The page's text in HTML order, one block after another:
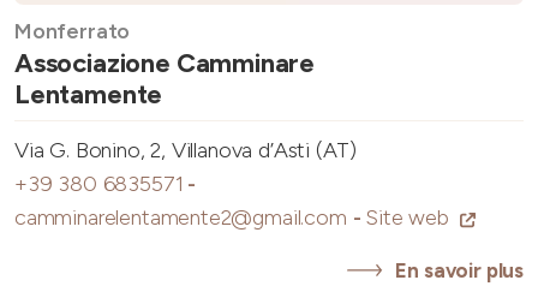
Monferrato
Associazione Camminare
Lentamente
Via G. Bonino, 2, Villanova d’Asti (AT)
+39 380 6835571 -
camminarelentamente2@gmail.com - Site web
En savoir plus